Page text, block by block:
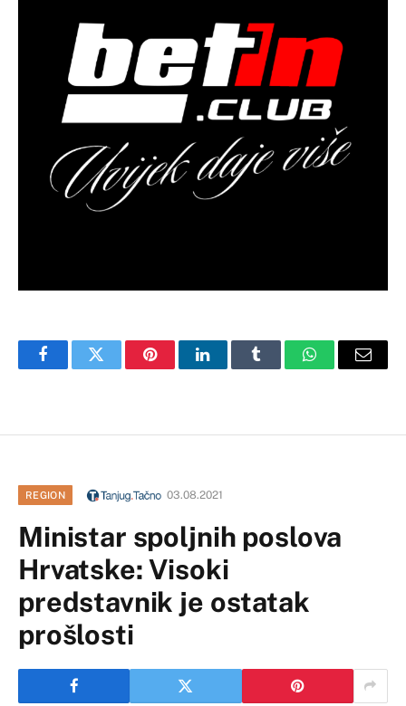
FacebookTwitter PinterestLinkedInTumblr WhatsAppEmail
REGION 03.08.2021
Ministar spoljnih poslova
Hrvatske: Visoki
predstavnik je ostatak
prošlosti